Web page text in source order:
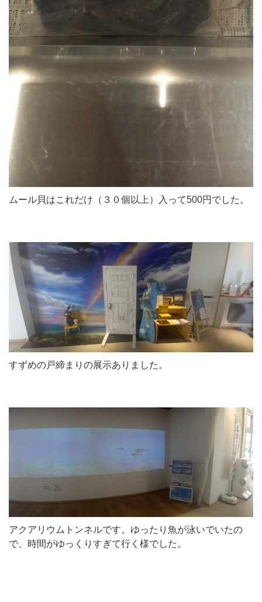
ムール貝はこれだけ（３０個以上）入って500円でした。
すずめの戸締まりの展示ありました。
アクアリウムトンネルです。ゆったり魚が泳いでいたの
で、時間がゆっくりすぎて行く様でした。